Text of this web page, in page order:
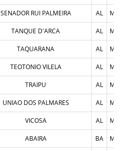
SENADOR RUI PALMEIRA AL
TANQUE D'ARCA AL
TAQUARANA AL
TEOTONIO VILELA AL
TRAIPU AL
UNIAO DOS PALMARES AL
VICOSA AL
ABAIRA BA